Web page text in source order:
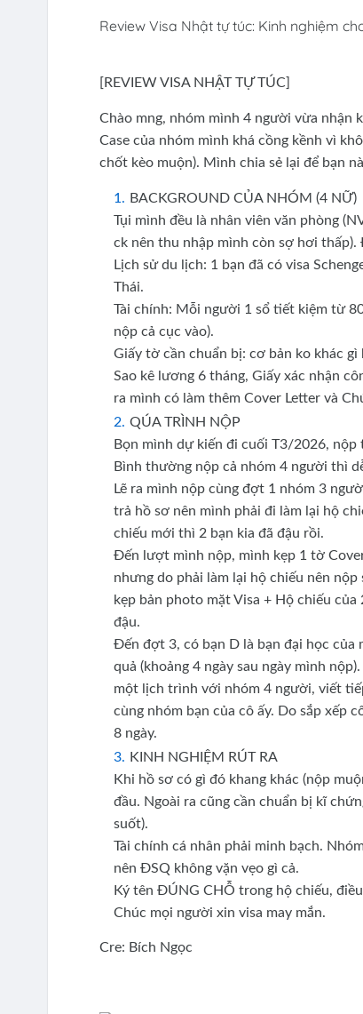
Review Visa Nhật tự túc: Kinh nghiệm
[REVIEW VISA NHẬT TỰ TÚC]
Chào mng, nhóm mình 4 người vừa nhận
Case của nhóm mình khá cồng kềnh vì
chốt kèo muộn). Mình chia sẻ lại để bạn
BACKGROUND CỦA NHÓM (4 NỮ)
Tụi mình đều là nhân viên văn phòng
ck nên thu nhập mình còn sợ hơi thấp).
Lịch sử du lịch: 1 bạn đã có visa
Thái.
Tài chính: Mỗi người 1 sổ tiết kiệm từ
nộp cả cục vào).
Giấy tờ cần chuẩn bị: cơ bản ko khác
Sao kê lương 6 tháng, Giấy xác nhận
ra mình có làm thêm Cover Letter và
QÚA TRÌNH NỘP
Bọn mình dự kiến đi cuối T3/2026,
Bình thường nộp cả nhóm 4 người thì
Lẽ ra mình nộp cùng đợt 1 nhóm 3
trả hồ sơ nên mình phải đi làm lại hộ
chiếu mới thì 2 bạn kia đã đậu rồi.
Đến lượt mình nộp, mình kẹp 1 tờ
nhưng do phải làm lại hộ chiếu nên
kẹp bản photo mặt Visa + Hộ chiếu
đậu.
Đến đợt 3, có bạn D là bạn đại học của
quả (khoảng 4 ngày sau ngày mình
một lịch trình với nhóm 4 người, viết
cùng nhóm bạn của cô ấy. Do sắp xếp
8 ngày.
KINH NGHIỆM RÚT RA
Khi hồ sơ có gì đó khang khác (nộp
đầu. Ngoài ra cũng cần chuẩn bị kĩ
suốt).
Tài chính cá nhân phải minh bạch.
nên ĐSQ không vặn vẹo gì cả.
Ký tên ĐÚNG CHỖ trong hộ chiếu,
Chúc mọi người xin visa may mắn.
Cre: Bích Ngọc